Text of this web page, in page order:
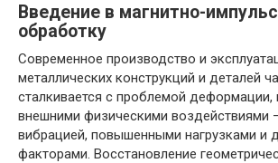
Введение в магнитно-
обработку
Современное производство и
металлических конструкций и деталей
сталкивается с проблемой деформации,
внешними физическими воздействиями
вибрацией, повышенными нагрузками и
факторами. Восстановление